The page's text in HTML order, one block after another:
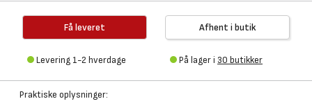
Få leveret
Levering 1-2 hverdage
Afhent i butik
På lager i 30 butikker
Praktiske oplysninger: